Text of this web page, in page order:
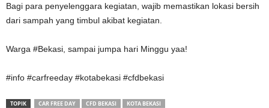
Bagi para penyelenggara kegiatan, wajib memastikan lokasi bersih
dari sampah yang timbul akibat kegiatan.
Warga #Bekasi, sampai jumpa hari Minggu yaa!
#info #carfreeday #kotabekasi #cfdbekasi
TOPIK CAR FREE DAY CFD BEKASI KOTA BEKASI